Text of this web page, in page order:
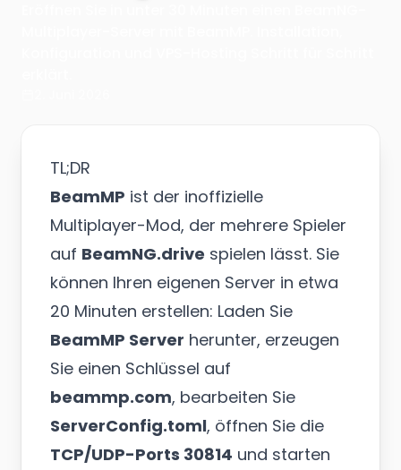
TL;DR
BeamMP ist der inoffizielle
Multiplayer-Mod, der mehrere Spieler
auf BeamNG.drive spielen lässt. Sie
können Ihren eigenen Server in etwa
20 Minuten erstellen: Laden Sie
BeamMP Server herunter, erzeugen
Sie einen Schlüssel auf
beammp.com, bearbeiten Sie
ServerConfig.toml, öffnen Sie die
TCP/UDP-Ports 30814 und starten